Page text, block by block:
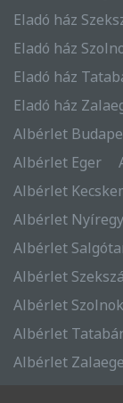
Eladó ház
Eladó ház
Eladó ház
Eladó ház
Albérlet
Albérlet Eger
Albérlet
Albérlet
Albérlet
Albérlet
Albérlet Szolnok
Albérlet
Albérlet